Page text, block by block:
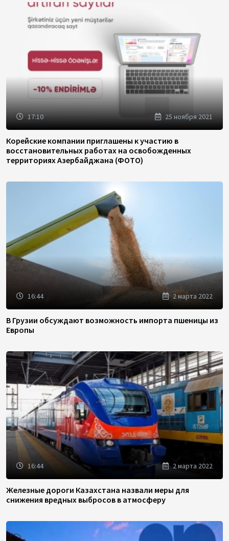
17:10 25 ноября 2021
Корейские компании приглашены к участию в
восстановительных работах на освобожденных
территориях Азербайджана (ФОТО)
16:44 2 марта 2022
В Грузии обсуждают возможность импорта пшеницы из
Европы
16:44 2 марта 2022
Железные дороги Казахстана назвали меры для
снижения вредных выбросов в атмосферу